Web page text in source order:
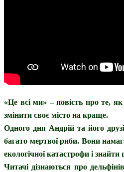
«Це всі ми» – повість про те,
змінити своє місто на краще.
Одного дня Андрій та його
багато мертвої риби. Вони
екологічної катастрофи і
Читачі дізнаються про